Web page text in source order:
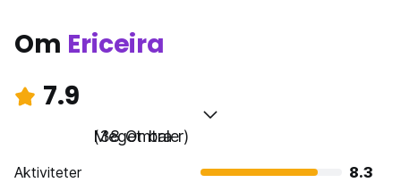
Om Ericeira
7.9
Meget bra
(38 Omtaler)
Aktiviteter
8.3